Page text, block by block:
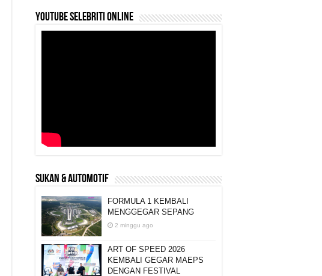
YouTube selebriti online
SUKAN & AUTOMOTIF
FORMULA 1 KEMBALI
MENGGEGAR SEPANG
2 minggu ago
ART OF SPEED 2026
KEMBALI GEGAR MAEPS
DENGAN FESTIVAL